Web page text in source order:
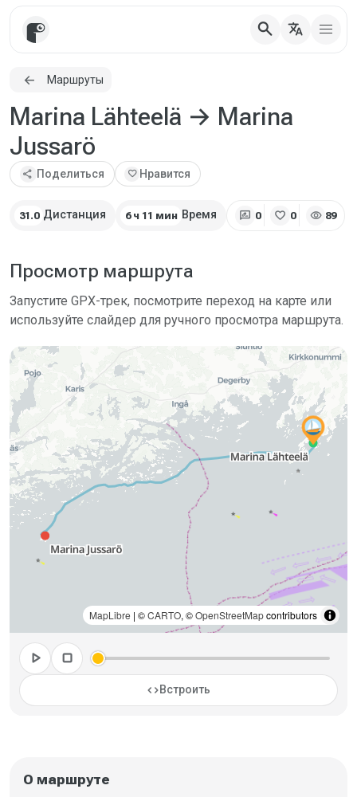
search translate
Маршруты
Marina Lähteelä → Marina
Jussarö
share Поделиться favorite Нравится
31.0 Дистанция 6 ч 11 мин Время rate_review 0 favorite 0 visibility 89
Просмотр маршрута
Запустите GPX-трек, посмотрите переход на карте или
используйте слайдер для ручного просмотра маршрута.
MapLibre | ©CARTO, ©OpenStreetMapcontributors
play_arrow stop
codeВстроить
О маршруте